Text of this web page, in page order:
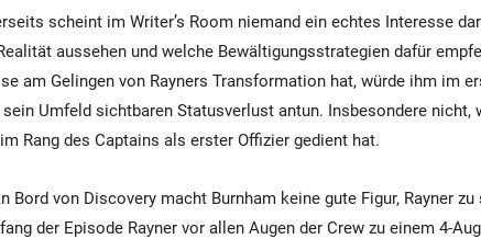
scheint im Writer’s Room niemand ein echtes Interesse
aussehen und welche Bewältigungsstrategien dafür
am Gelingen von Rayners Transformation hat, würde ihm im
Umfeld sichtbaren Statusverlust antun. Insbesondere nicht,
Rang des Captains als erster Offizier gedient hat.
Bord von Discovery macht Burnham keine gute Figur, Rayner
der Episode Rayner vor allen Augen der Crew zu einem 4-